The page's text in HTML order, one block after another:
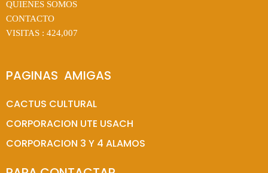
QUIENES SOMOS
CONTACTO
VISITAS : 424,007
PAGINAS  AMIGAS
CACTUS CULTURAL
CORPORACION UTE USACH
CORPORACION 3 Y 4 ALAMOS